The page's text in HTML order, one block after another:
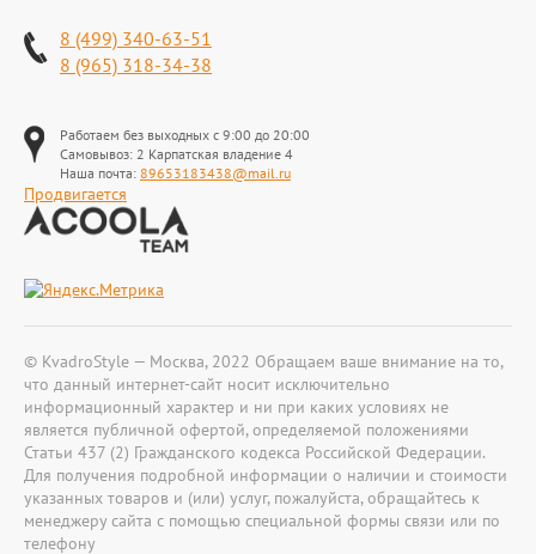
8 (499) 340-63-51
8 (965) 318-34-38
Работаем без выходных с 9:00 до 20:00
Самовывоз: 2 Карпатская владение 4
Наша почта: 89653183438@mail.ru
Продвигается
© KvadroStyle — Москва, 2022 Обращаем ваше внимание на то,
что данный интернет-сайт носит исключительно
информационный характер и ни при каких условиях не
является публичной офертой, определяемой положениями
Статьи 437 (2) Гражданского кодекса Российской Федерации.
Для получения подробной информации о наличии и стоимости
указанных товаров и (или) услуг, пожалуйста, обращайтесь к
менеджеру сайта с помощью специальной формы связи или по
телефону